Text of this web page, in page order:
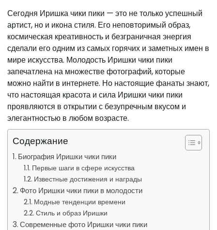
Сегодня Иришка чики пики — это не только успешный
артист, но и икона стиля. Его неповторимый образ,
космическая креативность и безграничная энергия
сделали его одним из самых горячих и заметных имен в
мире искусства. Молодость Иришки чики пики
запечатлена на множестве фотографий, которые
можно найти в интернете. Но настоящие фанаты знают,
что настоящая красота и сила Иришки чики пики
проявляются в открытии с безупречным вкусом и
элегантностью в любом возрасте.
Содержание
Биография Иришки чики пики
Первые шаги в сфере искусства
Известные достижения и награды
Фото Иришки чики пики в молодости
Модные тенденции времени
Стиль и образ Иришки
Современные фото Иришки чики пики